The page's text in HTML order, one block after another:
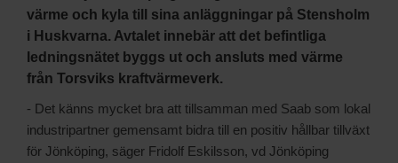
värme och kyla till sina anläggningar på Stensholm
i Huskvarna. Avtalet innebär att det befintliga
ledningsnätet byggs ut och ansluts med värme
från Torsviks kraftvärmeverk.
- Det känns mycket bra att tillsamman med Saab som lokal
industripartner gemensamt bidra till en positiv hållbar tillväxt
för Jönköping, säger Fridolf Eskilsson, vd Jönköping